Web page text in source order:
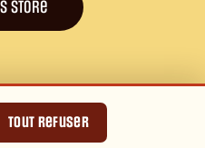
Tout refuser
store